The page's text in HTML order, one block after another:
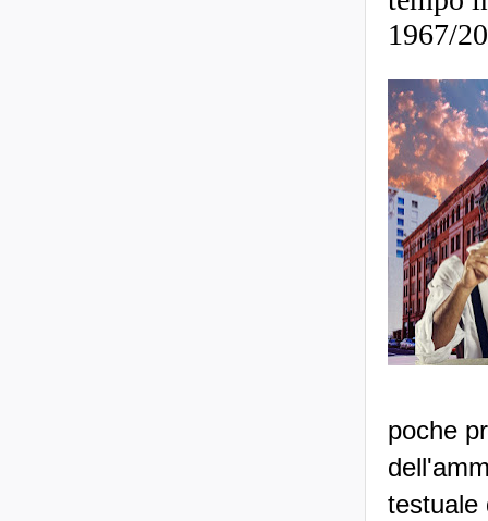
1967/
poche
testuale